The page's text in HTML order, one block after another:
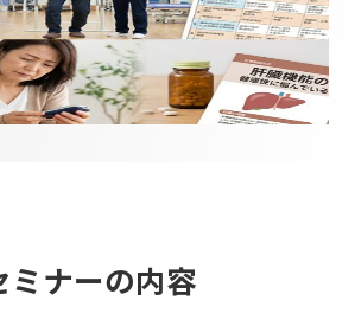
ミナーの内容